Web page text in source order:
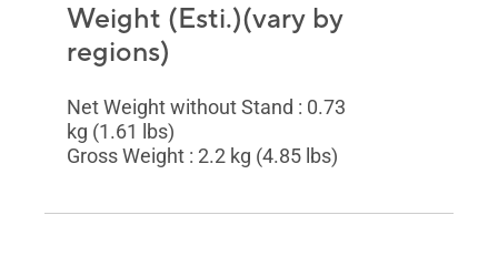
Weight (Esti.)(vary by
regions)
Net Weight without Stand : 0.73
kg (1.61 lbs)
Gross Weight : 2.2 kg (4.85 lbs)